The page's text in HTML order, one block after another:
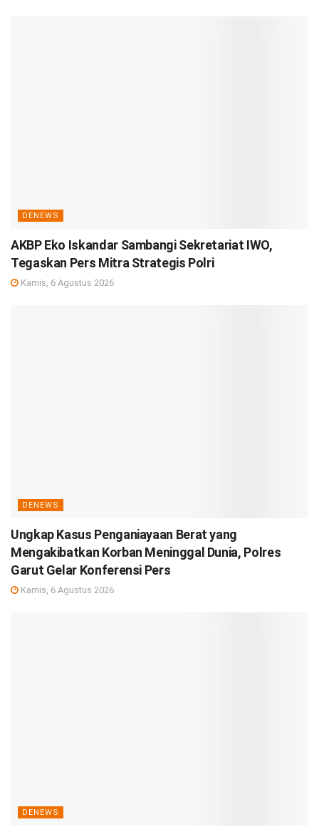
DENEWS
AKBP Eko Iskandar Sambangi Sekretariat IWO,
Tegaskan Pers Mitra Strategis Polri
Kamis, 6 Agustus 2026
DENEWS
Ungkap Kasus Penganiayaan Berat yang
Mengakibatkan Korban Meninggal Dunia, Polres
Garut Gelar Konferensi Pers
Kamis, 6 Agustus 2026
DENEWS